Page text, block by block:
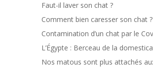
Faut-il laver son chat ?
Comment bien caresser son chat ?
Contamination d’un chat par le
L’Égypte : Berceau de la
Nos matous sont plus attachés